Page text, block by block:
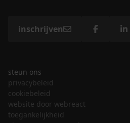
inschrijven
steun ons
privacybeleid
cookiebeleid
website door webreact
toegankelijkheid